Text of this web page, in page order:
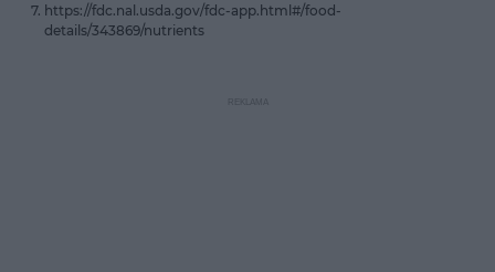
https://fdc.nal.usda.gov/fdc-app.html#/food-
details/343869/nutrients